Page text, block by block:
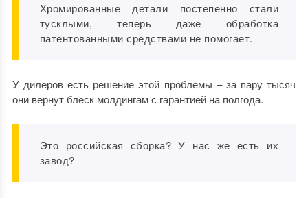
Хромированные детали постепенно стали
тусклыми, теперь даже обработка
патентованными средствами не помогает.
У дилеров есть решение этой проблемы – за пару тысяч
они вернут блеск молдингам с гарантией на полгода.
Это российская сборка? У нас же есть их
завод?